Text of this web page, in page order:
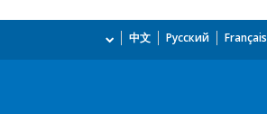
Français
Русский
中文